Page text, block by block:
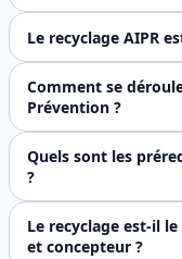
Après réussite au
Le recyclage AIPR
Oui, FJ Prévention
Comment se
Prévention ?
Le recyclage se
Quels sont les
?
Il faut avoir déjà
Le recyclage est-il
et concepteur ?